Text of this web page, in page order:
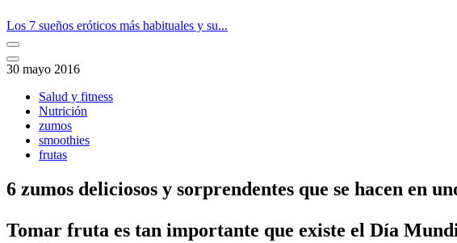
Los 7 sueños eróticos más habituales y su...
30 mayo 2016
Salud y fitness
Nutrición
zumos
smoothies
frutas
6 zumos deliciosos y sorprendentes que se hacen en
Tomar fruta es tan importante que existe el Día